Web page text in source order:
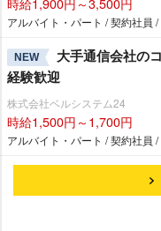
アルバイト・パート / 契約社員
NEW
大手通信会社の
経験歓迎
株式会社ベルシステム24
時給1,500円～1,700円
アルバイト・パート / 契約社員